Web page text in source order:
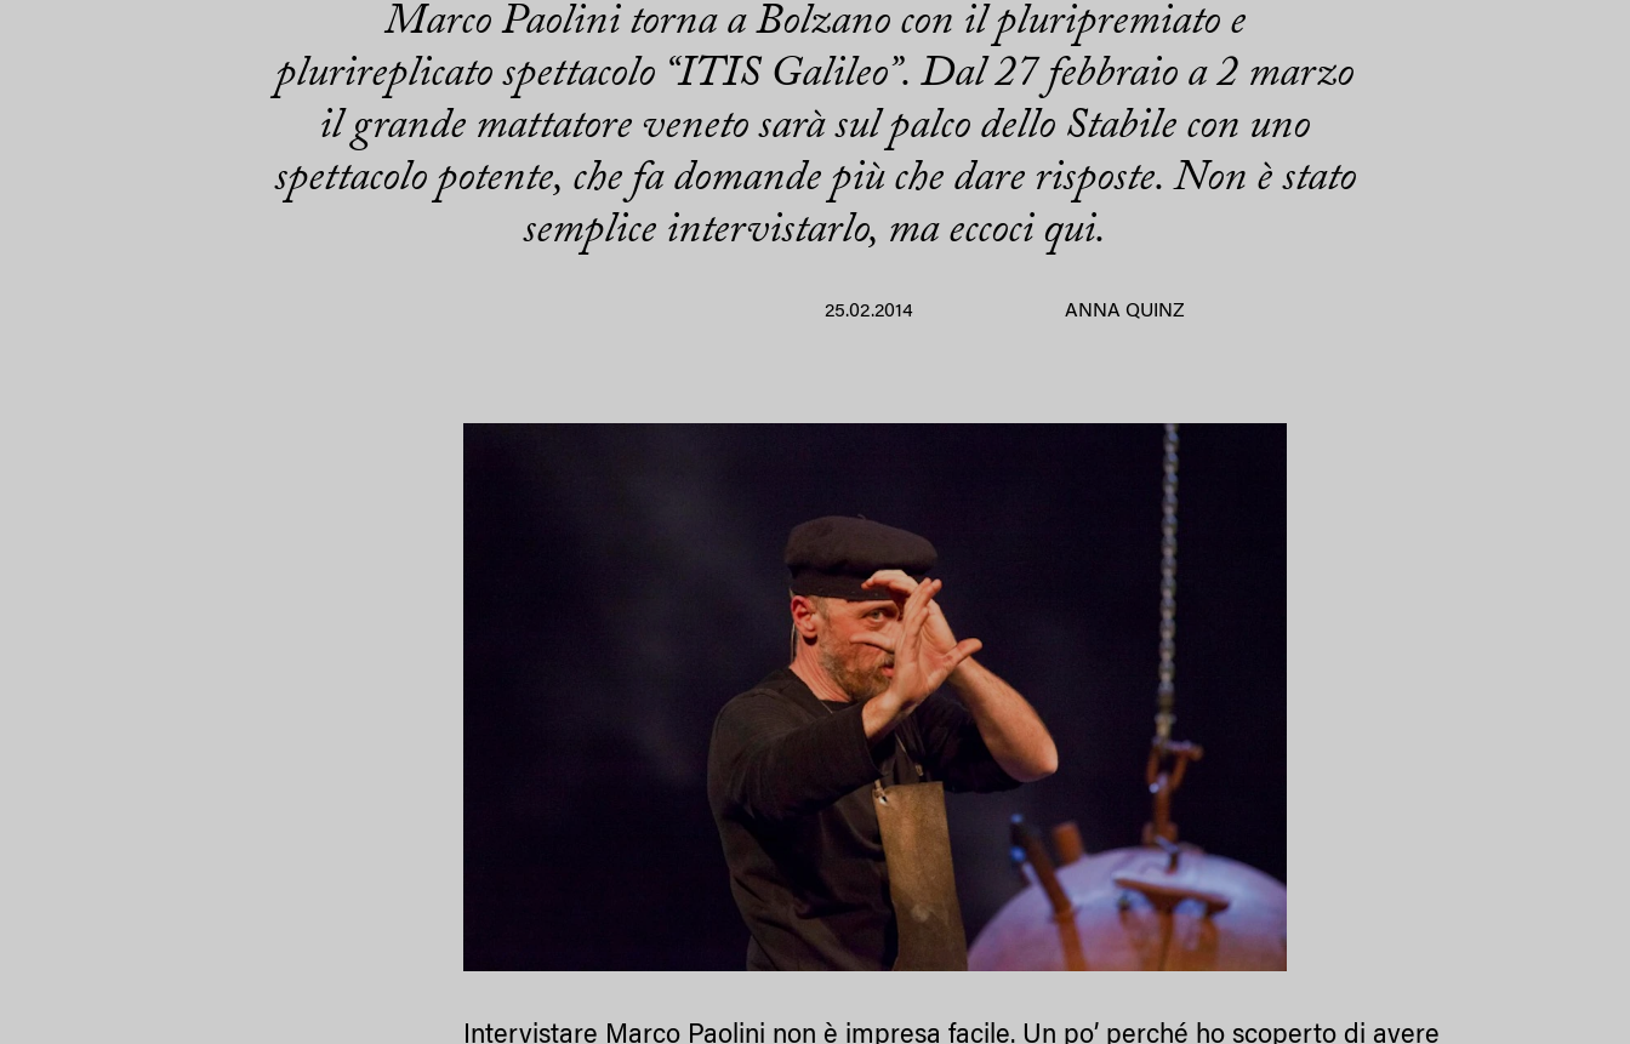
Marco Paolini torna a Bolzano con il pluripremiato e
plurireplicato spettacolo “ITIS Galileo”. Dal 27 febbraio a 2 marzo
il grande mattatore veneto sarà sul palco dello Stabile con uno
spettacolo potente, che fa domande più che dare risposte. Non è stato
semplice intervistarlo, ma eccoci qui.
25.02.2014 ANNA QUINZ
Intervistare Marco Paolini non è impresa facile. Un po’ perché ho scoperto di avere